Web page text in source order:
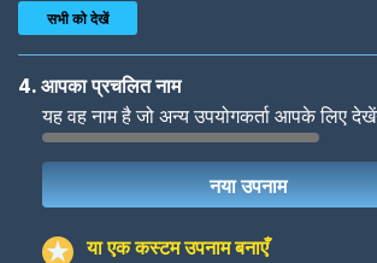
Woof Jungle Cats
सभी को देखें
4. आपका प्रचलित नाम
यह वह नाम है जो अन्य उपयोगकर्ता आपके लिए
या एक कस्टम उपनाम बनाएँ